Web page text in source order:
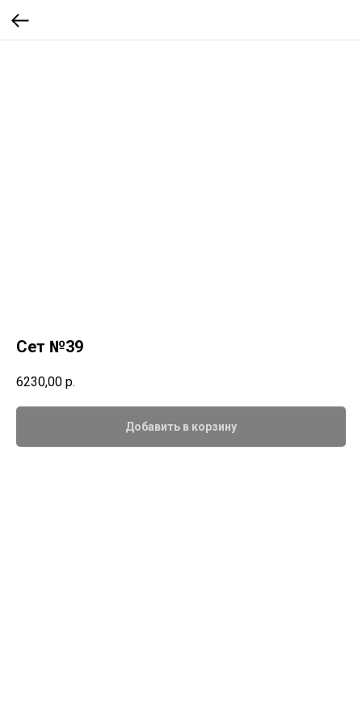
Сет №39
6230,00 р.
Добавить в корзину